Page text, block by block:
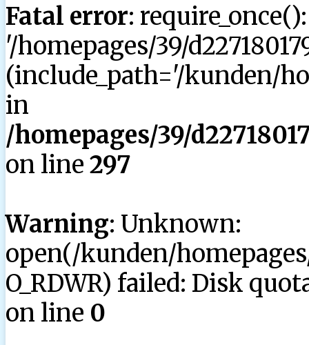
Fatal error:
'/homepages/39/
(include_path='/kunden/
in
/homepages/39/
on line 297
Warning: Unknown:
open(/kunden/
O_RDWR) failed: Disk
on line 0